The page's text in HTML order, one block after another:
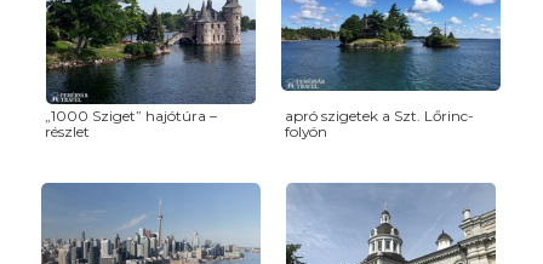
„1000 Sziget” hajótúra –
részlet
apró szigetek a Szt. Lőrinc-
folyón